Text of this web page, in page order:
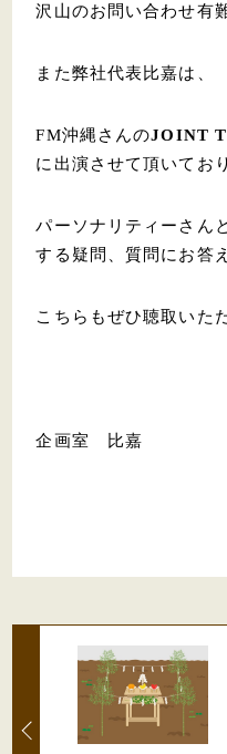
沢山のお問い合わせ有
また弊社代表比嘉は、
FM沖縄さんのJOINT
に出演させて頂いてお
パーソナリティーさん
する疑問、質問にお答
こちらもぜひ聴取いた
企画室 比嘉